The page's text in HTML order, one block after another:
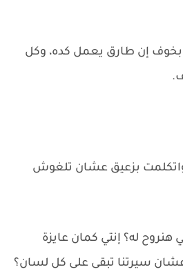
إن طارق يعمل كده، وكل
واتكلمت بزعيق عشان تلغوش
هنروح له؟ إنتي كمان عايزة
سيرتنا تبقى على كل لسان؟